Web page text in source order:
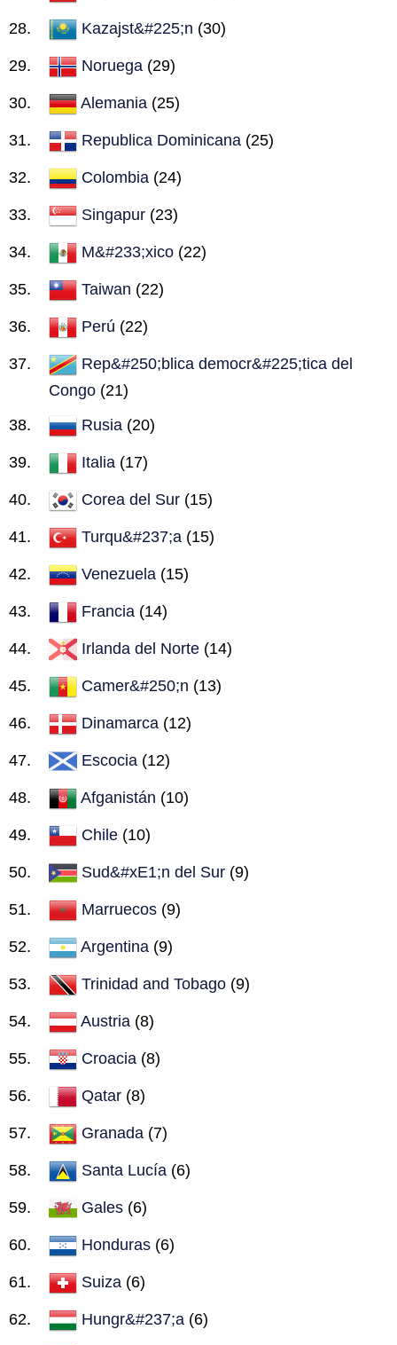
Kazajst&#225;n (30)
Noruega (29)
Alemania (25)
Republica Dominicana (25)
Colombia (24)
Singapur (23)
M&#233;xico (22)
Taiwan (22)
Perú (22)
Rep&#250;blica democr&#225;tica del
Congo (21)
Rusia (20)
Italia (17)
Corea del Sur (15)
Turqu&#237;a (15)
Venezuela (15)
Francia (14)
Irlanda del Norte (14)
Camer&#250;n (13)
Dinamarca (12)
Escocia (12)
Afganistán (10)
Chile (10)
Sud&#xE1;n del Sur (9)
Marruecos (9)
Argentina (9)
Trinidad and Tobago (9)
Austria (8)
Croacia (8)
Qatar (8)
Granada (7)
Santa Lucía (6)
Gales (6)
Honduras (6)
Suiza (6)
Hungr&#237;a (6)